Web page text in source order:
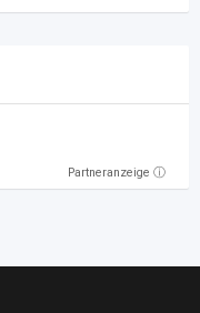
Partneranzeige ⓘ